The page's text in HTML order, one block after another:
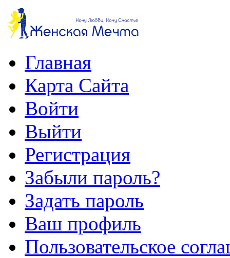
Главная
Карта Сайта
Войти
Выйти
Регистрация
Забыли пароль?
Задать пароль
Ваш профиль
Пользовательское